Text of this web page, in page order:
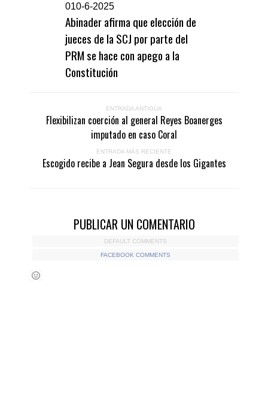
010-6-2025
Abinader afirma que elección de
jueces de la SCJ por parte del
PRM se hace con apego a la
Constitución
ENTRADA ANTIGUA
Flexibilizan coerción al general Reyes Boanerges
imputado en caso Coral
ENTRADA MÁS RECIENTE
Escogido recibe a Jean Segura desde los Gigantes
PUBLICAR UN COMENTARIO
DEFAULT COMMENTS
FACEBOOK COMMENTS